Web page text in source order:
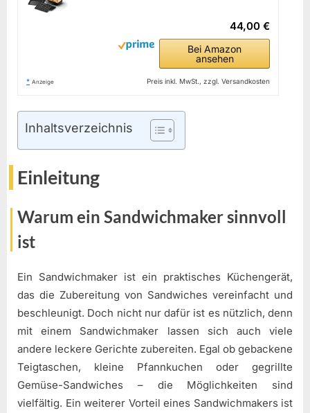
44,00 €
Bei Amazon
ansehen
* Anzeige Preis inkl. MwSt., zzgl. Versandkosten
Inhaltsverzeichnis
Einleitung
Warum ein Sandwichmaker sinnvoll
ist
Ein Sandwichmaker ist ein praktisches Küchengerät,
das die Zubereitung von Sandwiches vereinfacht und
beschleunigt. Doch nicht nur dafür ist es nützlich, denn
mit einem Sandwichmaker lassen sich auch viele
andere leckere Gerichte zubereiten. Egal ob gebackene
Teigtaschen, kleine Pfannkuchen oder gegrillte
Gemüse-Sandwiches – die Möglichkeiten sind
vielfältig. Ein weiterer Vorteil eines Sandwichmakers ist